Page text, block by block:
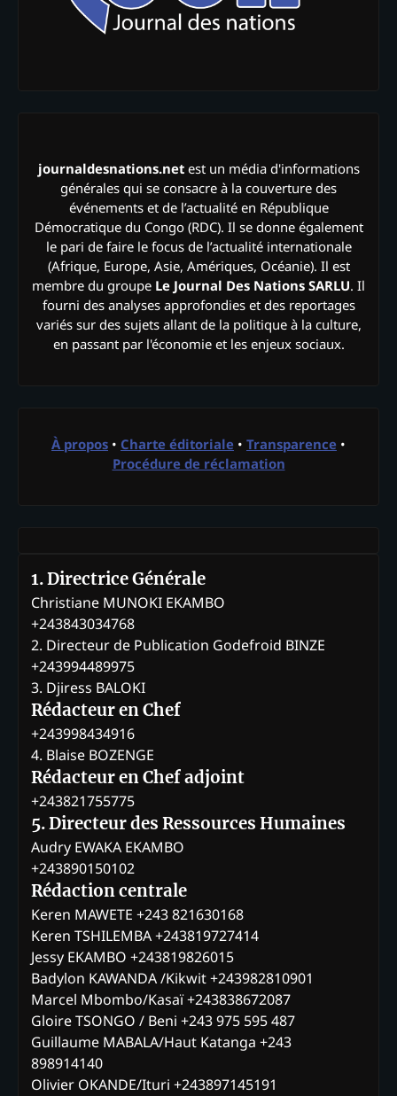
journaldesnations.netest un média d'informations
générales qui se consacre à la couverture des
événements et de l’actualité en République
Démocratique du Congo (RDC). Il se donne également
le pari de faire le focus de l’actualité internationale
(Afrique, Europe, Asie, Amériques, Océanie). Il est
membre du groupe Le Journal Des Nations SARLU. Il
fourni des analyses approfondies et des reportages
variés sur des sujets allant de la politique à la culture,
en passant par l'économie et les enjeux sociaux.
À propos • Charte éditoriale • Transparence •
Procédure de réclamation
1. Directrice Générale
Christiane MUNOKI EKAMBO
+243843034768
2. Directeur de Publication Godefroid BINZE
+243994489975
3. Djiress BALOKI
Rédacteur en Chef
+243998434916
4. Blaise BOZENGE
Rédacteur en Chef adjoint
+243821755775
5. Directeur des Ressources Humaines
Audry EWAKA EKAMBO
+243890150102
Rédaction centrale
Keren MAWETE +243 821630168
Keren TSHILEMBA +243819727414
Jessy EKAMBO +243819826015
Badylon KAWANDA /Kikwit +243982810901
Marcel Mbombo/Kasaï +243838672087
Gloire TSONGO / Beni +243 975 595 487
Guillaume MABALA/Haut Katanga +243
898914140
Olivier OKANDE/Ituri +243897145191